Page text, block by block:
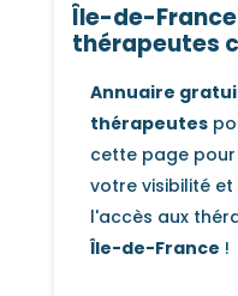
Île-de-France
thérapeutes
Annuaire
thérapeutes
cette page
votre visibilité
l'accès aux
Île-de-France !